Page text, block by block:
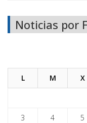
Noticias por
L M X
3 4 5